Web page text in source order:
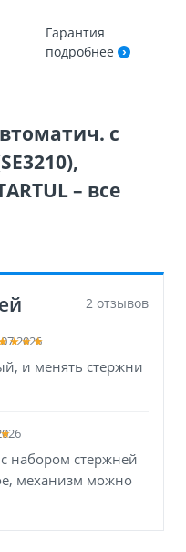
Гарантия
подробнее
с
– все
2 отзывов
и менять стержни
набором стержней
механизм можно